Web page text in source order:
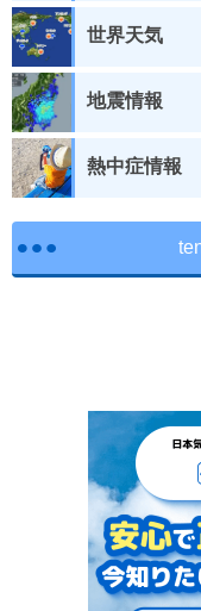
世界天気
地震情報
熱中症情報